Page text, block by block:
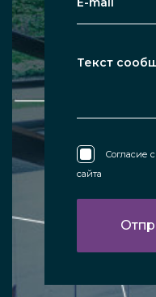
Согласие с
сайта